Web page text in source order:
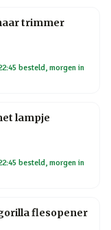
trimmer
besteld, morgen in
lampje
besteld, morgen in
flesopener